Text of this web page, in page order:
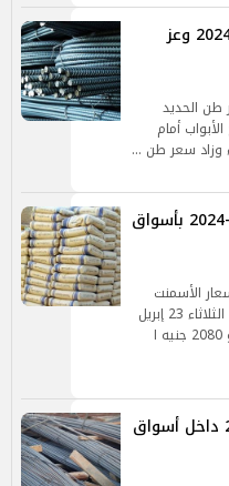
سعر طن الحديد اليوم السبت 4-5-2024 وعز
طن الحديد
مع فتح الأبواب أمام
وزاد سعر طن …
أسعار الأسمنت اليوم الثلاثاء 23-4-2024 بأسواق
الأسمنت
داخل الأسواق المحلية خلال تعاملات اليوم الثلاثاء 23 إبريل
2024 حيث سجل طن الأسمنت المسلح نحو 2080 جنيه ا
سعر الحديد اليوم الأحد 14-4-2024 داخل أسواق